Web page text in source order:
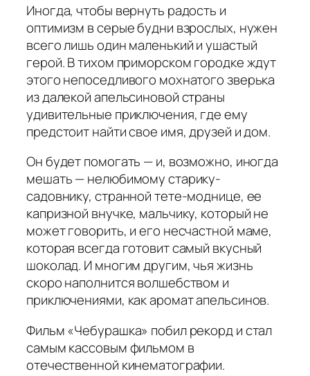
Иногда, чтобы вернуть радость и
оптимизм в серые будни взрослых, нужен
всего лишь один маленький и ушастый
герой. В тихом приморском городке ждут
этого непоседливого мохнатого зверька
из далекой апельсиновой страны
удивительные приключения, где ему
предстоит найти свое имя, друзей и дом.
Он будет помогать — и, возможно, иногда
мешать — нелюбимому старику-
садовнику, странной тете-моднице, ее
капризной внучке, мальчику, который не
может говорить, и его несчастной маме,
которая всегда готовит самый вкусный
шоколад. И многим другим, чья жизнь
скоро наполнится волшебством и
приключениями, как аромат апельсинов.
Фильм «Чебурашка» побил рекорд и стал
самым кассовым фильмом в
отечественной кинематографии.